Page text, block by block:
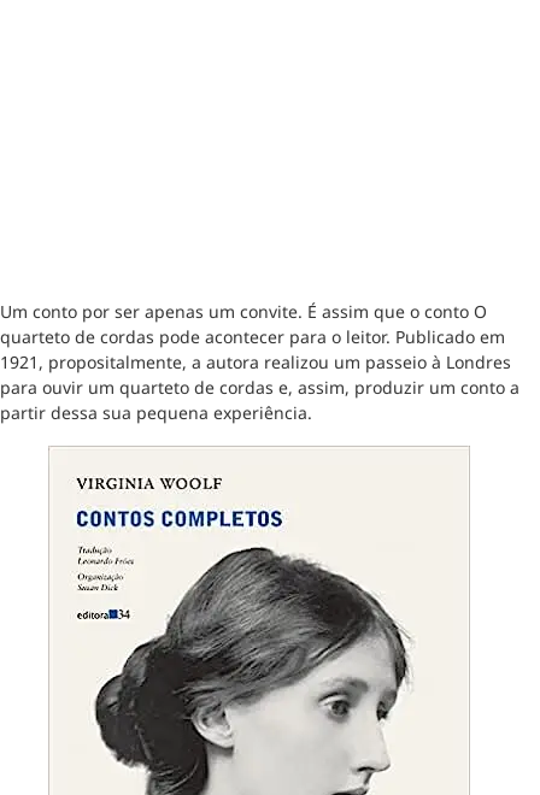
Um conto por ser apenas um convite. É assim que o conto O
quarteto de cordas pode acontecer para o leitor. Publicado em
1921, propositalmente, a autora realizou um passeio à Londres
para ouvir um quarteto de cordas e, assim, produzir um conto a
partir dessa sua pequena experiência.